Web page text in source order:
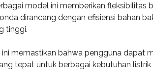
model ini memberikan fleksibilitas
dirancang dengan efisiensi bahan
tinggi.
ini memastikan bahwa pengguna dapat
tepat untuk berbagai kebutuhan listrik